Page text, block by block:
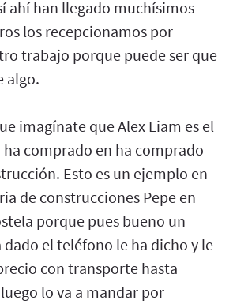
ahí han llegado muchísimos
los recepcionamos por
trabajo porque puede ser que
algo.
imagínate que Alex Liam es el
comprado en ha comprado
Esto es un ejemplo en
de construcciones Pepe en
porque pues bueno un
dado el teléfono le ha dicho y le
con transporte hasta
lo va a mandar por